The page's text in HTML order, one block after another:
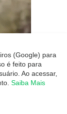
(Google) para
é feito para
Ao acessar,
Saiba Mais